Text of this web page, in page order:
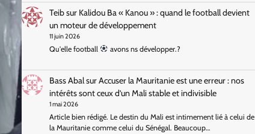
Teibsur Kalidou Ba « Kanou » : quand le football devient
un moteur de développement
11 juin 2026
Qu'elle football avons ns développer.?
Bass AbalsurAccuser la Mauritanie est une erreur : nos
intérêts sont ceux d’un Mali stable et indivisible
1 mai 2026
Article bien rédigé. Le destin du Mali est intimement lié à celui de
la Mauritanie comme celui du Sénégal. Beaucoup…